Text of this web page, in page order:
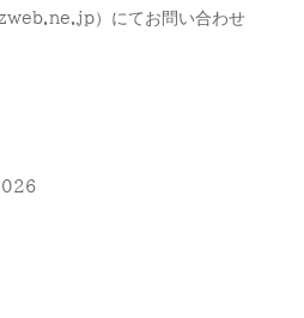
）にてお問い合わせ